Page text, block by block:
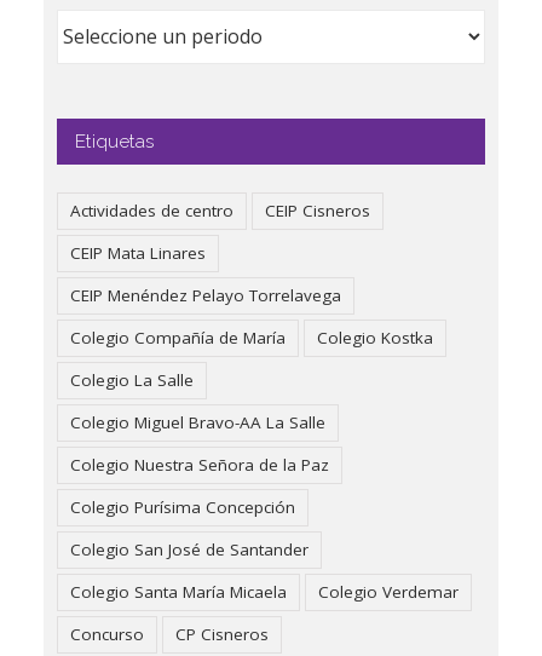
Etiquetas
Actividades de centro
CEIP Cisneros
CEIP Mata Linares
CEIP Menéndez Pelayo Torrelavega
Colegio Compañía de María
Colegio Kostka
Colegio La Salle
Colegio Miguel Bravo-AA La Salle
Colegio Nuestra Señora de la Paz
Colegio Purísima Concepción
Colegio San José de Santander
Colegio Santa María Micaela
Colegio Verdemar
Concurso
CP Cisneros